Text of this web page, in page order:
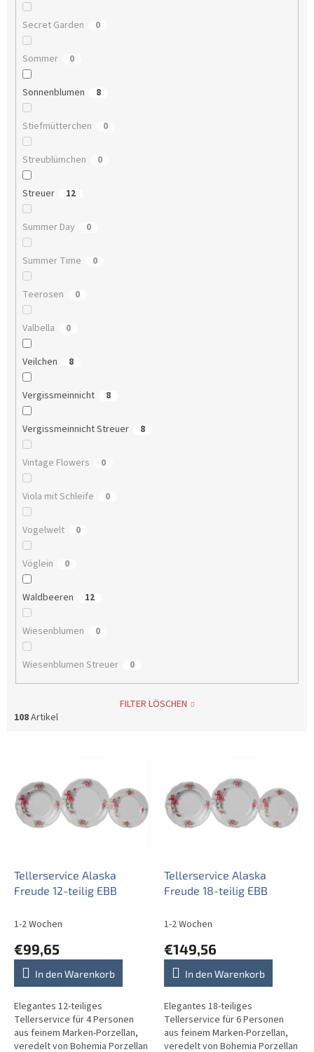
Secret Garden 0
Sommer 0
Sonnenblumen 8
Stiefmütterchen 0
Streublümchen 0
Streuer 12
Summer Day 0
Summer Time 0
Teerosen 0
Valbella 0
Veilchen 8
Vergissmeinnicht 8
Vergissmeinnicht Streuer 8
Vintage Flowers 0
Viola mit Schleife 0
Vogelwelt 0
Vöglein 0
Waldbeeren 12
Wiesenblumen 0
Wiesenblumen Streuer 0
FILTER LÖSCHEN
108Artikel
PTellerservice Alaska
Freude 12-teilig EBB
1-2 Wochen
€99,65
In den Warenkorb
Elegantes 12-teiliges
Tellerservice für 4 Personen
aus feinem Marken-Porzellan,
veredelt von Bohemia Porzellan
Tellerservice Alaska
Freude 18-teilig EBB
1-2 Wochen
€149,56
In den Warenkorb
Elegantes 18-teiliges
Tellerservice für 6 Personen
aus feinem Marken-Porzellan,
veredelt von Bohemia Porzellan